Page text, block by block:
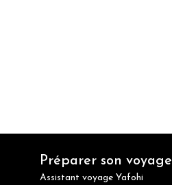
Préparer son voyage
Assistant voyage Yafohi